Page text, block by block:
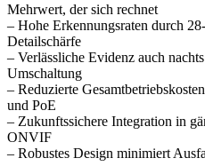
Mehrwert, der sich rechnet
– Hohe Erkennungsraten durch
Detailschärfe
– Verlässliche Evidenz auch
Umschaltung
– Reduzierte
und PoE
– Zukunftssichere Integration in
ONVIF
– Robustes Design minimiert